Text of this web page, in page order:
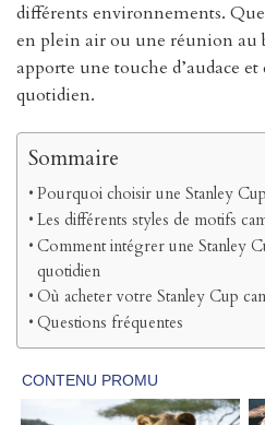
différents environnements.
en plein air ou une réunion au
apporte une touche d’audace et
quotidien.
Sommaire
Pourquoi choisir une Stanley
Les différents styles de motifs
Comment intégrer une Stanley
quotidien
Où acheter votre Stanley Cup
Questions fréquentes